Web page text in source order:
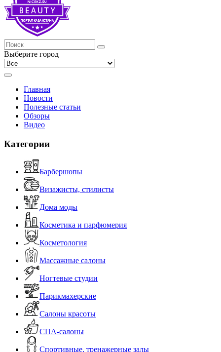
Выберите город
Главная
Новости
Полезные статьи
Обзоры
Видео
Категории
Барбершопы
Визажисты, стилисты
Дома моды
Косметика и парфюмерия
Косметология
Массажные салоны
Ногтевые студии
Парикмахерские
Салоны красоты
СПА-салоны
Спортивные, тренажерные залы